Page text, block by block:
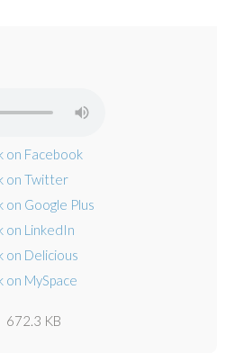
672.3 KB